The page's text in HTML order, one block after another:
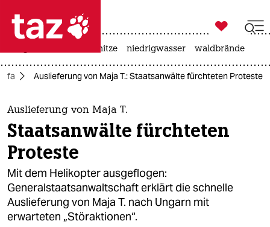
 taz zahl ich
taz zahl ich
themen
politik
öko
gesellschaft
kultur

taz zahl ich
hitze niedrigwasser waldbrände
Auslieferung von Maja T.: Staatsanwälte fürchteten Proteste
Auslieferung von Maja T.
Staatsanwälte fürchteten
Proteste
Mit dem Helikopter ausgeflogen:
Generalstaatsanwaltschaft erklärt die schnelle
Auslieferung von Maja T. nach Ungarn mit
erwarteten „Störaktionen“.